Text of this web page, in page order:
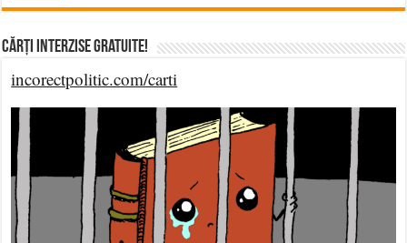
Cărți Interzise Gratuite!
incorectpolitic.com/carti